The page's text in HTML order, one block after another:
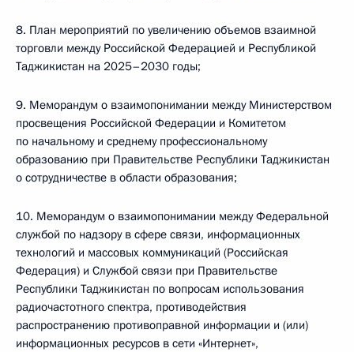
8. План мероприятий по увеличению объемов взаимной
торговли между Российской Федерацией и Республикой
Таджикистан на 2025–2030 годы;
9. Меморандум о взаимопонимании между Министерством
просвещения Российской Федерации и Комитетом
по начальному и среднему профессиональному
образованию при Правительстве Республики Таджикистан
о сотрудничестве в области образования;
10. Меморандум о взаимопонимании между Федеральной
службой по надзору в сфере связи, информационных
технологий и массовых коммуникаций (Российская
Федерация) и Службой связи при Правительстве
Республики Таджикистан по вопросам использования
радиочастотного спектра, противодействия
распространению противоправной информации и (или)
информационных ресурсов в сети «Интернет»,